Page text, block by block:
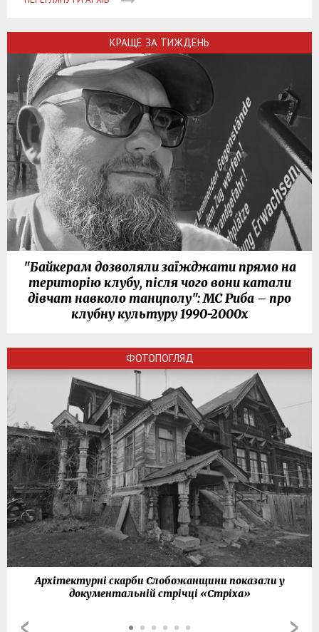
КРАЩЕ ЗА ТИЖДЕНЬ
"Байкерам дозволяли заїжджати прямо на
територію клубу, після чого вони катали
дівчат навколо танцполу": МС Риба – про
клубну культуру 1990-2000х
ФОТОПОГЛЯД
Архітектурні скарби Слобожанщини показали у
документальній стрічці «Стріха»